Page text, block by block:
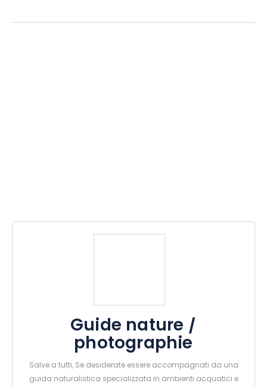
Guide nature /
photographie
Salve a tutti, Se desiderate essere accompagnati da una
guida naturalistica specializzata in ambienti acquatici e